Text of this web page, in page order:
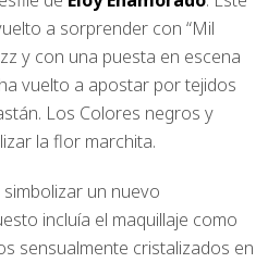
a sorprender con “Mil
y con una puesta en escena
vuelto a apostar por tejidos
Los Colores negros y
la flor marchita.
un nuevo
incluía el maquillaje como
sensualmente cristalizados en